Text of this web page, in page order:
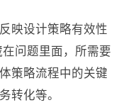
映设计策略有效性
问题里面，所需要
策略流程中的关键
转化等。